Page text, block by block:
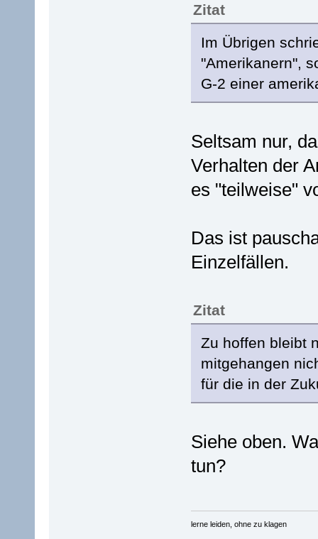
Zitat
Im Übrigen
"Amerikanern",
G-2 einer
Seltsam nur,
Verhalten der
es "teilweise"
Das ist
Einzelfällen.
Zitat
Zu hoffen bleibt
mitgehangen
für die in der
Siehe oben.
tun?
lerne leiden, ohne zu klagen